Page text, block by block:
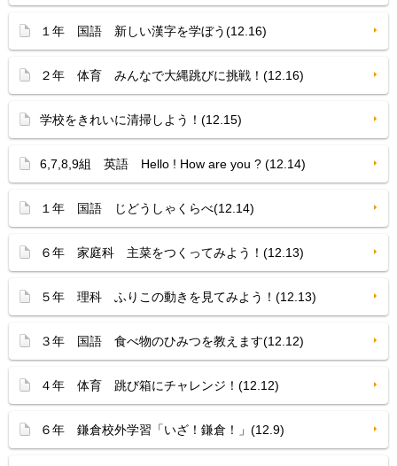
１年 国語 新しい漢字を学ぼう(12.16)
２年 体育 みんなで大縄跳びに挑戦！(12.16)
学校をきれいに清掃しよう！(12.15)
6,7,8,9組 英語 Hello ! How are you ? (12.14)
１年 国語 じどうしゃくらべ(12.14)
６年 家庭科 主菜をつくってみよう！(12.13)
５年 理科 ふりこの動きを見てみよう！(12.13)
３年 国語 食べ物のひみつを教えます(12.12)
４年 体育 跳び箱にチャレンジ！(12.12)
６年 鎌倉校外学習「いざ！鎌倉！」(12.9)